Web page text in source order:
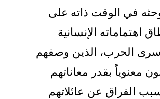
الوقت ذاته على
الإنسانية
الذين وصفهم
بقدر معاناتهم
عن عائلاتهم